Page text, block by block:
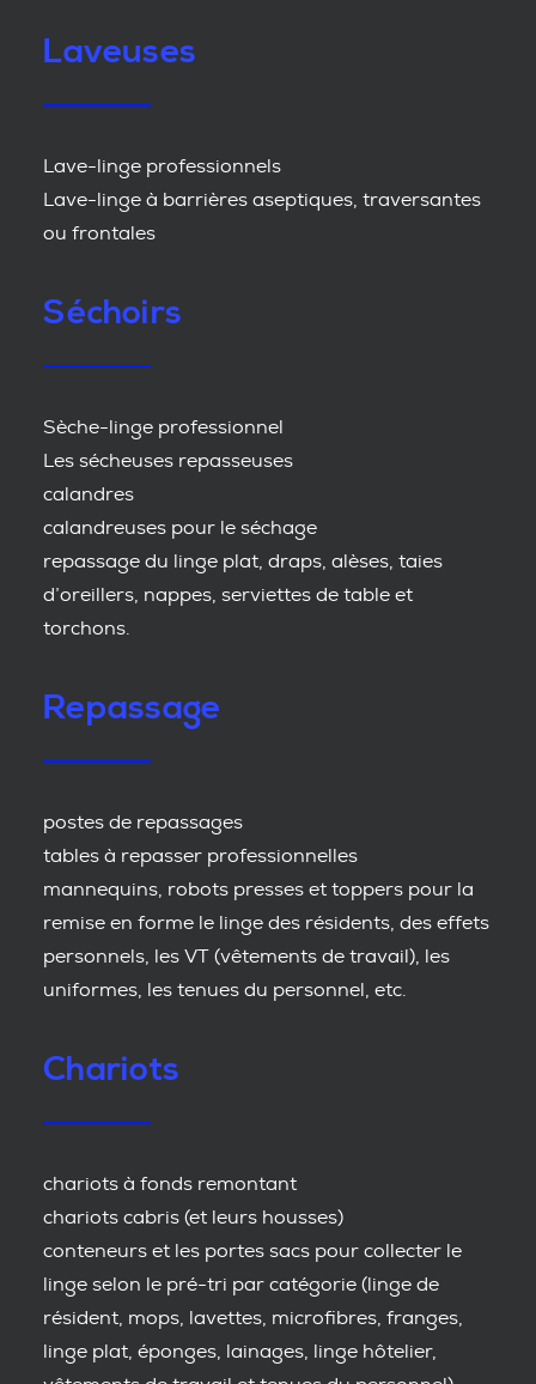
Laveuses
Lave-linge professionnels
Lave-linge à barrières aseptiques, traversantes
ou frontales
Séchoirs
Sèche-linge professionnel
Les sécheuses repasseuses
calandres
calandreuses pour le séchage
repassage du linge plat, draps, alèses, taies
d’oreillers, nappes, serviettes de table et
torchons.
Repassage
postes de repassages
tables à repasser professionnelles
mannequins, robots presses et toppers pour la
remise en forme le linge des résidents, des effets
personnels, les VT (vêtements de travail), les
uniformes, les tenues du personnel, etc.
Chariots
chariots à fonds remontant
chariots cabris (et leurs housses)
conteneurs et les portes sacs pour collecter le
linge selon le pré-tri par catégorie (linge de
résident, mops, lavettes, microfibres, franges,
linge plat, éponges, lainages, linge hôtelier,